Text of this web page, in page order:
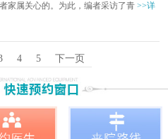
家属关心的。为此，编者采访了青 >>详
4 5 下一页